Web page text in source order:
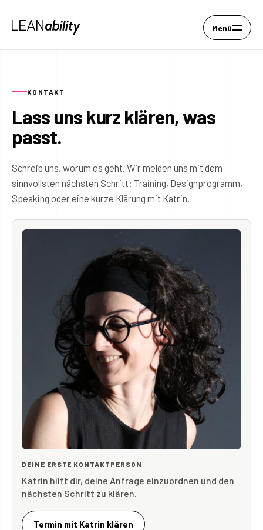
Menü
KONTAKT
Lass uns kurz klären, was
passt.
Schreib uns, worum es geht. Wir melden uns mit dem
sinnvollsten nächsten Schritt: Training, Designprogramm,
Speaking oder eine kurze Klärung mit Katrin.
DEINE ERSTE KONTAKTPERSON
Katrin hilft dir, deine Anfrage einzuordnen und den
nächsten Schritt zu klären.
Termin mit Katrin klären